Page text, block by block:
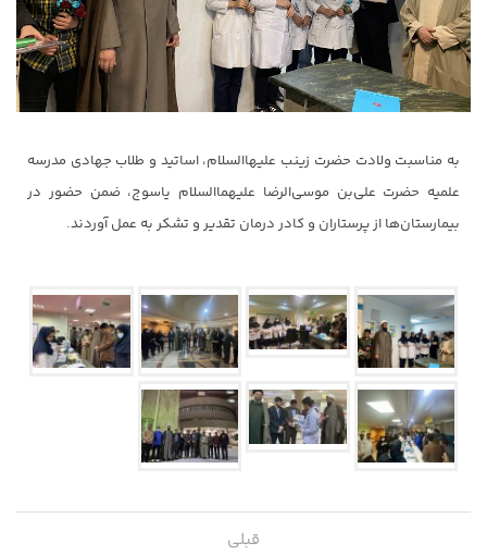
به مناسبت ولادت حضرت زینب علیهاالسلام، اساتید و طلاب جهادی مدرسه
علمیه حضرت علی‌بن موسی‌الرضا علیهما‌السلام یاسوج، ضمن حضور در
بیمارستان‌ها از پرستاران و کادر درمان تقدیر و تشکر به عمل آوردند.
قبلی